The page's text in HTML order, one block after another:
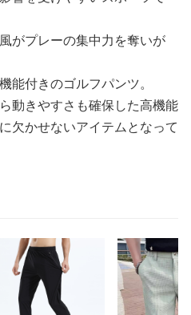
がプレーの集中力を奪いが
能付きのゴルフパンツ。
動きやすさも確保した高機能
欠かせないアイテムとなって